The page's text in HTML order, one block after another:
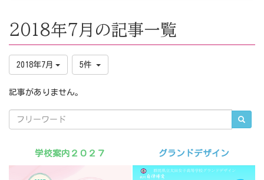
2018年7月の記事一覧
2018年7月 5件
記事がありません。
学校案内２０２７ グランドデザイン